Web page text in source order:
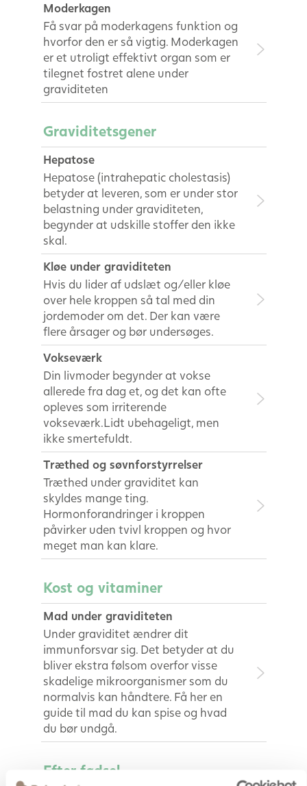
Moderkagen
Få svar på moderkagens funktion og
hvorfor den er så vigtig. Moderkagen
er et utroligt effektivt organ som er
tilegnet fostret alene under
graviditeten
Graviditetsgener
Hepatose
Hepatose (intrahepatic cholestasis)
betyder at leveren, som er under stor
belastning under graviditeten,
begynder at udskille stoffer den ikke
skal.
Kløe under graviditeten
Hvis du lider af udslæt og/eller kløe
over hele kroppen så tal med din
jordemoder om det. Der kan være
flere årsager og bør undersøges.
Vokseværk
Din livmoder begynder at vokse
allerede fra dag et, og det kan ofte
opleves som irriterende
vokseværk.Lidt ubehageligt, men
ikke smertefuldt.
Træthed og søvnforstyrrelser
Træthed under graviditet kan
skyldes mange ting.
Hormonforandringer i kroppen
påvirker uden tvivl kroppen og hvor
meget man kan klare.
Kost og vitaminer
Mad under graviditeten
Under graviditet ændrer dit
immunforsvar sig. Det betyder at du
bliver ekstra følsom overfor visse
skadelige mikroorganismer som du
normalvis kan håndtere. Få her en
guide til mad du kan spise og hvad
du bør undgå.
Efter fødsel